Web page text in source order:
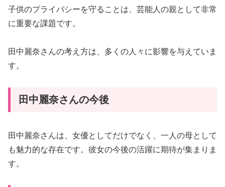
子供のプライバシーを守ることは、芸能人の親として非常
に重要な課題です。
田中麗奈さんの考え方は、多くの人々に影響を与えていま
す。
田中麗奈さんの今後
田中麗奈さんは、女優としてだけでなく、一人の母として
も魅力的な存在です。彼女の今後の活躍に期待が集まりま
す。